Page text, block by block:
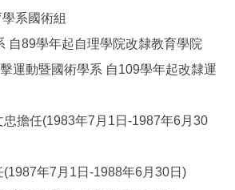
系國術組
自89學年起自理學院改隸教育學院
運動暨國術學系 自109學年起改隸運
擔任(1983年7月1日-1987年6月30
年7月1日-1988年6月30日)